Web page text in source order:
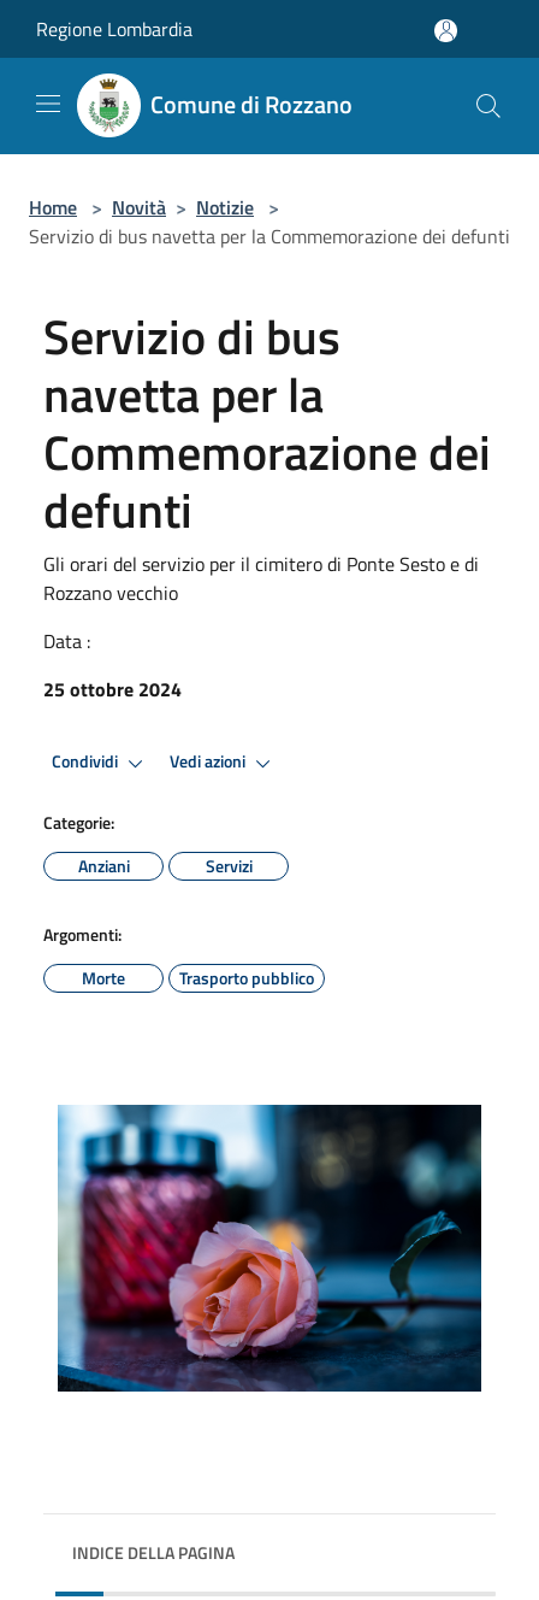
Regione Lombardia
Comune di Rozzano
Home > Novità > Notizie >
Servizio di bus navetta per la Commemorazione dei defunti
Servizio di bus
navetta per la
Commemorazione dei
defunti
Gli orari del servizio per il cimitero di Ponte Sesto e di
Rozzano vecchio
Data :
25 ottobre 2024
Condividi Vedi azioni
Categorie:
Anziani
Servizi
Argomenti:
Morte
Trasporto pubblico
INDICE DELLA PAGINA